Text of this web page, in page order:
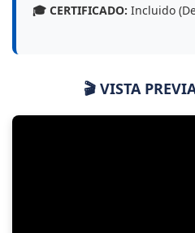
🎓 CERTIFICADO: Incluido
🎬 VISTA